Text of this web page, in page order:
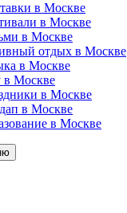
в Москве
в Москве
в Москве
отдых в Москве
в Москве
в Москве
в Москве
в Москве
в Москве